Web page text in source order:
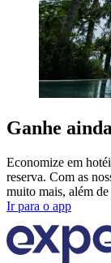
Ganhe
Economize em
reserva. Com as
muito mais, além
Ir para o app